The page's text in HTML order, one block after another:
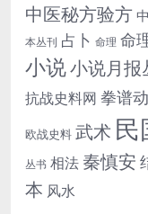
中医秘方验方
本丛刊 占卜 命理 命
小说小说月报
抗战史料网 拳谱
欧战史料 武术 民
丛书 相法 秦慎安
本 风水